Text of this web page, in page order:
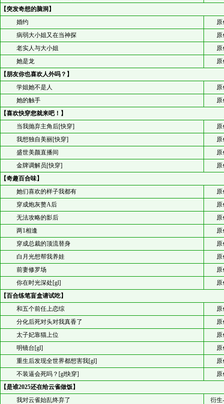
【突发奇想的脑洞】
婚约
原
病弱大小姐又在当神探
原
老实人与大小姐
原
她是龙
原
【朋友你也喜欢人外吗？】
学姐她不是人
原
她的触手
原
【喜欢快穿您就来吧！】
当我抛弃主角后[快穿]
原
我想独自美丽[快穿]
原
盛世美颜直播间
原
金牌调解员[快穿]
原
【奇趣百合味】
她们喜欢的样子我都有
原
穿成炮灰赘A后
原
无法攻略的影后
原
两1相逢
原
穿成总裁的顶流替身
原
白月光想帮我养娃
原
前妻修罗场
原
你在时光深处[gl]
原
【百合练笔盲盒请试吃】
和五个前任上恋综
原
分化后死对头对我真香了
原
太子妃靠猫上位
原
明镜台[gl]
原
重生后发现全世界都想害我[gl]
原
不装逼会死吗？[gl快穿]
原
【是谁2025还在给云雀做饭】
我对云雀始乱终弃了
衍生